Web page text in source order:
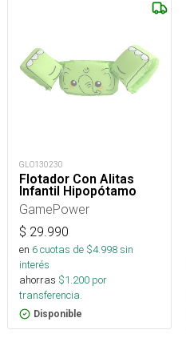
GLO130230
Flotador Con Alitas
Infantil Hipopótamo
GamePower
$ 29.990
en 6cuotas de $4.998sin
interés
ahorras $1.200 por
transferencia.
Disponible